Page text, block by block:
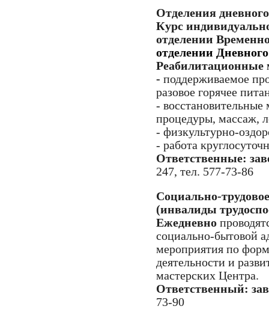
Отделения
Курс
отделении
отделении
Реабилитационные
- поддерживаемое
разовое горячее
-
процедуры, массаж,
- физкультурно-
- работа
Ответственные:
247, тел. 577-73-86
Социально-
(инвалиды
Ежедневно
социально-бытовой
мероприятия по
деятельности и
мастерских Центра.
Ответственный:
73-90